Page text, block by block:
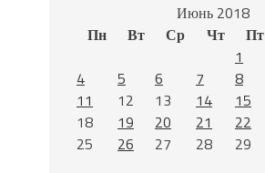
Июнь 2018
Пн
Вт Ср Чт Пт
1
4
5 6 7 8
11
12 13 14 15
18
19 20 21 22
25
26 27 28 29